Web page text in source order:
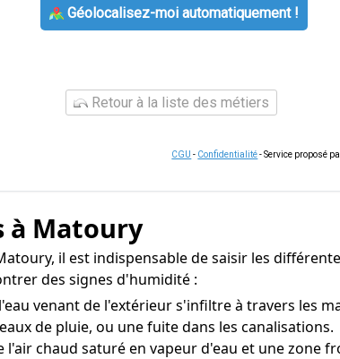
Géolocalisez-moi automatiquement !
Retour à la liste des métiers
CGU - Confidentialité- Service proposé
à Matoury
il est indispensable de saisir les
des signes d'humidité :
venant de l'extérieur s'infiltre à travers les
de pluie, ou une fuite dans les canalisations.
chaud saturé en vapeur d'eau et une zone